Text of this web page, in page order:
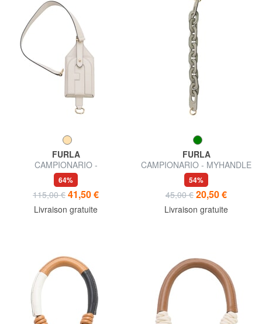
FURLA
CAMPIONARIO -
MYSHOULDER charme en
cuir
64%
115,00 € 41,50 €
Livraison gratuite
FURLA
CAMPIONARIO - MYHANDLE
bandoulière courte
54%
45,00 € 20,50 €
Livraison gratuite